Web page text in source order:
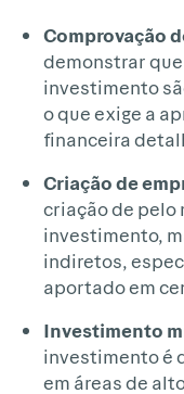
Comprovação
demonstrar
investimento
o que exige a
financeira
Criação de
criação de pelo
investimento,
indiretos,
aportado em
Investimento
investimento é
em áreas de